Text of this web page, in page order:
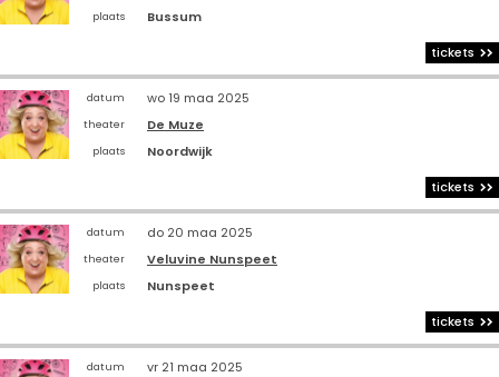
plaats
Bussum
tickets
datum wo 19 maa 2025
theater De Muze
plaats
Noordwijk
tickets
datum do 20 maa 2025
theater Veluvine Nunspeet
plaats
Nunspeet
tickets
datum vr 21 maa 2025